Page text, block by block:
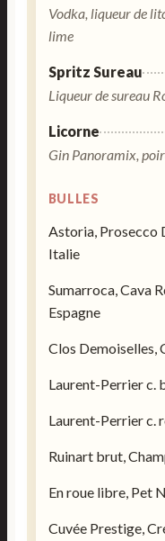
Vodka, liqueur de
lime
Spritz Sureau
Liqueur de sureau
Licorne
Gin Panoramix,
BULLES
Astoria, Prosecco
Italie
Sumarroca, Cava
Espagne
Clos Demoiselles,
Laurent-Perrier c.
Laurent-Perrier c.
Ruinart brut,
En roue libre, Pet
Cuvée Prestige,